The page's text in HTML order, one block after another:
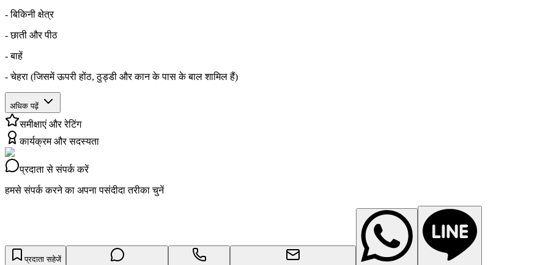
- बिकिनी क्षेत्र
- छाती और पीठ
- बाहें
- चेहरा (जिसमें ऊपरी होंठ, ठुड्डी और कान के पास के बाल शामिल हैं)
अधिक पढ़ें
समीक्षाएं और रेटिंग
कार्यक्रम और सदस्यता
प्रदाता से संपर्क करें
हमसे संपर्क करने का अपना पसंदीदा तरीका चुनें
प्रदाता सहेजें